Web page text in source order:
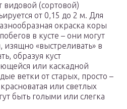
видовой (сортовой)
от 0,15 до 2 м. Для
окраска коры
в кусте – они могут
изящно «выстреливать» в
образуя куст
или каскадной
ветки от старых, просто –
или светлых
быть голыми или слегка